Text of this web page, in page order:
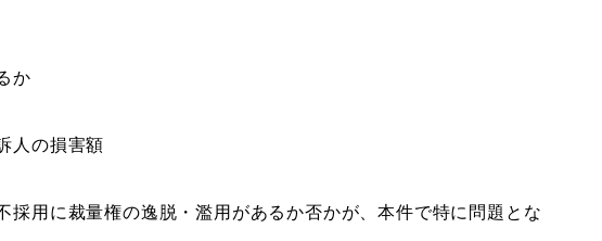
か
人の損害額
採用に裁量権の逸脱・濫用があるか否かが、本件で特に問題とな